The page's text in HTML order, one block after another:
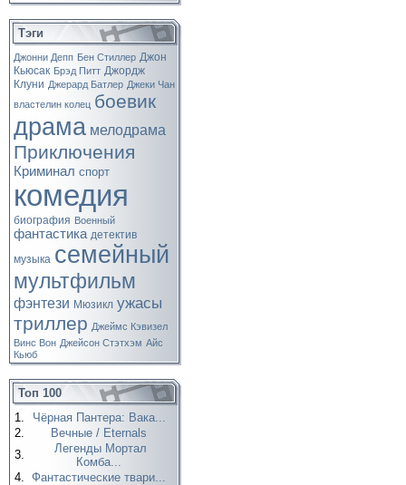
Тэги
Джонни Депп Бен Стиллер Джон
Кьюсак Брэд Питт Джордж
Клуни Джерард Батлер Джеки Чан
властелин колец боевик
драма мелодрама
Приключения
Криминал спорт
комедия
биография Военный
фантастика детектив
музыка семейный
мультфильм
фэнтези Мюзикл ужасы
триллер Джеймс Кэвизел
Винс Вон Джейсон Стэтхэм Айс
Кьюб
Топ 100
1.
Чёрная Пантера: Вака...
2.
Вечные / Eternals
3.
Легенды Мортал
Комба...
4. Фантастические твари...